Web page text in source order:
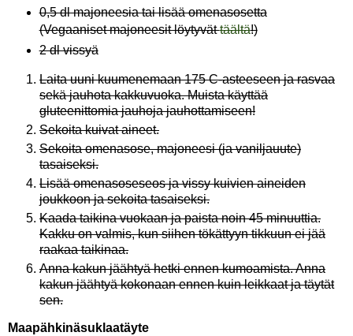
0,5 dl majoneesia tai lisää omenasosetta
(Vegaaniset majoneesit löytyvättäältä!)
2 dl vissyä
Laita uuni kuumenemaan 175 C-asteeseen ja rasvaa
sekä jauhota kakkuvuoka. Muista käyttää
gluteenittomia jauhoja jauhottamiseen!
Sekoita kuivat aineet.
Sekoita omenasose, majoneesi (ja vaniljauute)
tasaiseksi.
Lisää omenasoseseos ja vissy kuivien aineiden
joukkoon ja sekoita tasaiseksi.
Kaada taikina vuokaan ja paista noin 45 minuuttia.
Kakku on valmis, kun siihen tökättyyn tikkuun ei jää
raakaa taikinaa.
Anna kakun jäähtyä hetki ennen kumoamista. Anna
kakun jäähtyä kokonaan ennen kuin leikkaat ja täytät
sen.
Maapähkinäsuklaatäyte